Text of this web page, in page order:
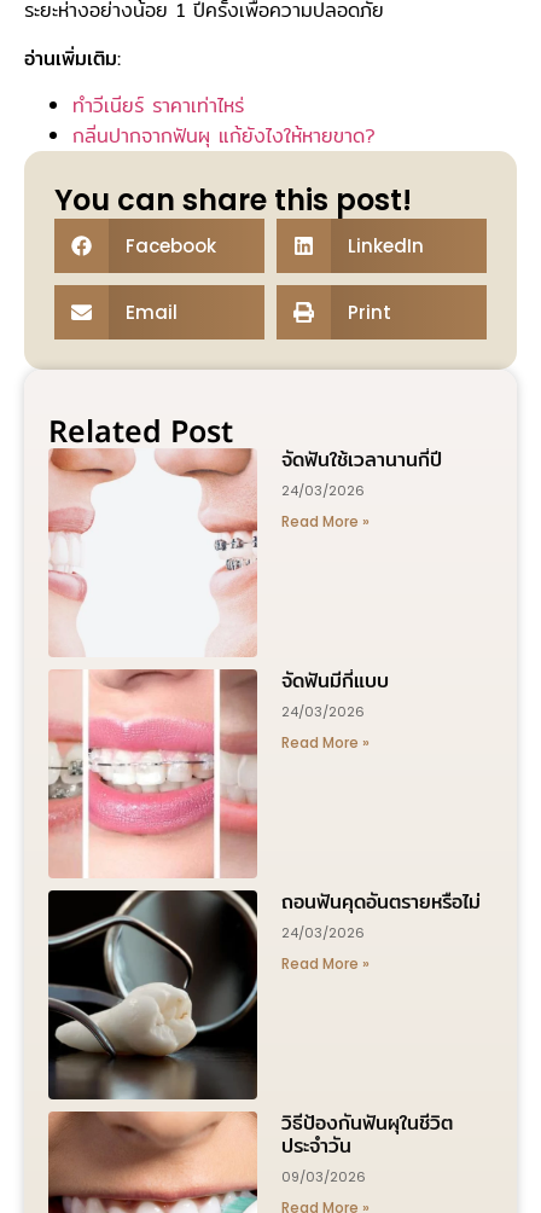
ระยะห่างอย่างน้อย 1 ปีครั้งเพื่อความปลอดภัย
อ่านเพิ่มเติม:
ทําวีเนียร์ ราคาเท่าไหร่
กลิ่นปากจากฟันผุ แก้ยังไงให้หายขาด?
You can share this post!
Facebook LinkedIn
Email Print
Related Post
จัดฟันใช้เวลานานกี่ปี
24/03/2026
Read More »
จัดฟันมีกี่แบบ
24/03/2026
Read More »
ถอนฟันคุดอันตรายหรือไม่
24/03/2026
Read More »
วิธีป้องกันฟันผุในชีวิต
ประจำวัน
09/03/2026
Read More »